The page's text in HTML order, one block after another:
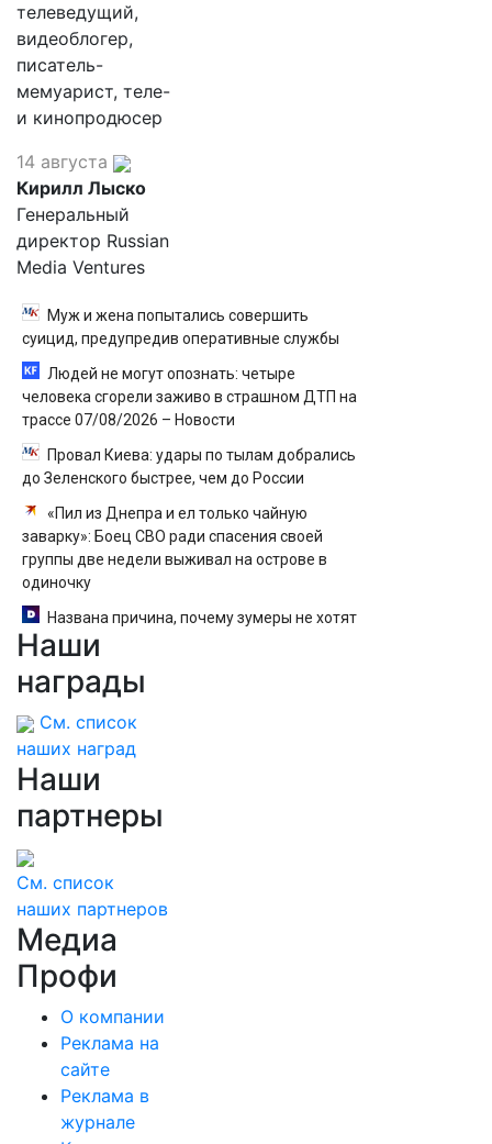
телеведущий,
видеоблогер,
писатель-
мемуарист, теле-
и кинопродюсер
14 августа
Кирилл Лыско
Генеральный
директор Russian
Media Ventures
Муж и жена попытались совершить
суицид, предупредив оперативные службы
Людей не могут опознать: четыре
человека сгорели заживо в страшном ДТП на
трассе 07/08/2026 – Новости
Провал Киева: удары по тылам добрались
до Зеленского быстрее, чем до России
«Пил из Днепра и ел только чайную
заварку»: Боец СВО ради спасения своей
группы две недели выживал на острове в
одиночку
Названа причина, почему зумеры не хотят
работать
Наши
награды
См. список
наших наград
Наши
партнеры
См. список
наших партнеров
Медиа
Профи
О компании
Реклама на
сайте
Реклама в
журнале